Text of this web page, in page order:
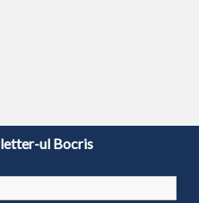
ul Bocris
| CUI: RO6260085, REG. COM.: J29/2413/1994